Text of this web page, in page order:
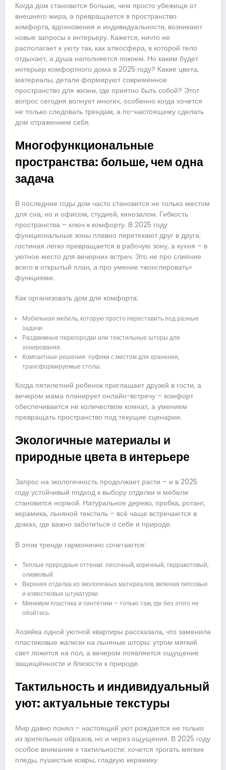
Когда дом становится больше, чем просто убежище от
внешнего мира, а превращается в пространство
комфорта, вдохновения и индивидуальности, возникают
новые запросы к интерьеру. Кажется, ничто не
располагает к уюту так, как атмосфера, в которой тело
отдыхает, а душа наполняется покоем. Но каким будет
интерьер комфортного дома в 2025 году? Какие цвета,
материалы, детали формируют современное
пространство для жизни, где приятно быть собой? Этот
вопрос сегодня волнует многих, особенно когда хочется
не только следовать трендам, а по-настоящему сделать
дом отражением себя.
Многофункциональные
пространства: больше, чем одна
задача
В последние годы дом часто становится не только местом
для сна, но и офисом, студией, кинозалом. Гибкость
пространства – ключ к комфорту. В 2025 году
функциональные зоны плавно перетекают друг в друга:
гостиная легко превращается в рабочую зону, а кухня – в
уютное место для вечерних встреч. Это не про слияние
всего в открытый план, а про умение «жонглировать»
функциями.
Как организовать дом для комфорта:
Мобильная мебель, которую просто переставить под разные
задачи.
Раздвижные перегородки или текстильные шторы для
зонирования.
Компактные решения: пуфики с местом для хранения,
трансформируемые столы.
Когда пятилетний ребенок приглашает друзей в гости, а
вечером мама планирует онлайн-встречу – комфорт
обеспечивается не количеством комнат, а умением
превращать пространство под текущие сценарии.
Экологичные материалы и
природные цвета в интерьере
Запрос на экологичность продолжает расти – и в 2025
году устойчивый подход к выбору отделки и мебели
становится нормой. Натуральное дерево, пробка, ротанг,
керамика, льняной текстиль – всё чаще встречаются в
домах, где важно заботиться о себе и природе.
В этом тренде гармонично сочетаются:
Теплые природные оттенки: песочный, коричный, терракотовый,
оливковый.
Верхняя отделка из экологичных материалов, включая гипсовые
и известковые штукатурки.
Минимум пластика и синтетики – только там, где без этого не
обойтись.
Хозяйка одной уютной квартиры рассказала, что заменила
пластиковые жалюзи на льняные шторы: утром мягкий
свет ложится на пол, а вечером появляется ощущение
защищённости и близости к природе.
Тактильность и индивидуальный
уют: актуальные текстуры
Мир давно понял – настоящий уют рождается не только
из зрительных образов, но и через ощущения. В 2025 году
особое внимание к тактильности: хочется трогать мягкие
пледы, пушистые ковры, гладкую керамику.